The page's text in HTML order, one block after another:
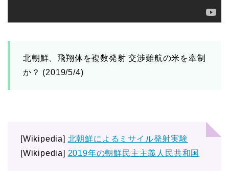
北朝鮮、飛翔体を複数発射 交渉難航の米を牽制
か？ (2019/5/4)
[Wikipedia] 北朝鮮によるミサイル発射実験
[Wikipedia] 2019年の朝鮮民主主義人民共和国